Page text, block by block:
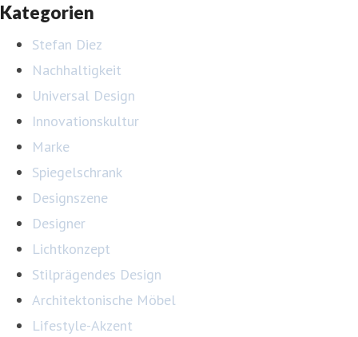
Kategorien
Stefan Diez
Nachhaltigkeit
Universal Design
Innovationskultur
Marke
Spiegelschrank
Designszene
Designer
Lichtkonzept
Stilprägendes Design
Architektonische Möbel
Lifestyle-Akzent